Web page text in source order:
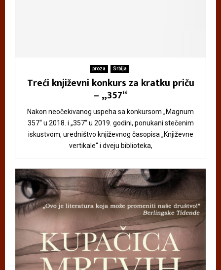
proza Srbija
Treći književni konkurs za kratku priču
– „357“
Nakon neočekivanog uspeha sa konkursom „Magnum
357“ u 2018. i „357“ u 2019. godini, ponukani stečenim
iskustvom, uredništvo književnog časopisa „Književne
vertikale“ i dveju biblioteka,